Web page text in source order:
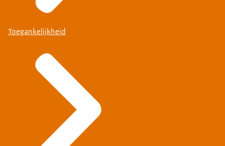
Toegankelijkheid